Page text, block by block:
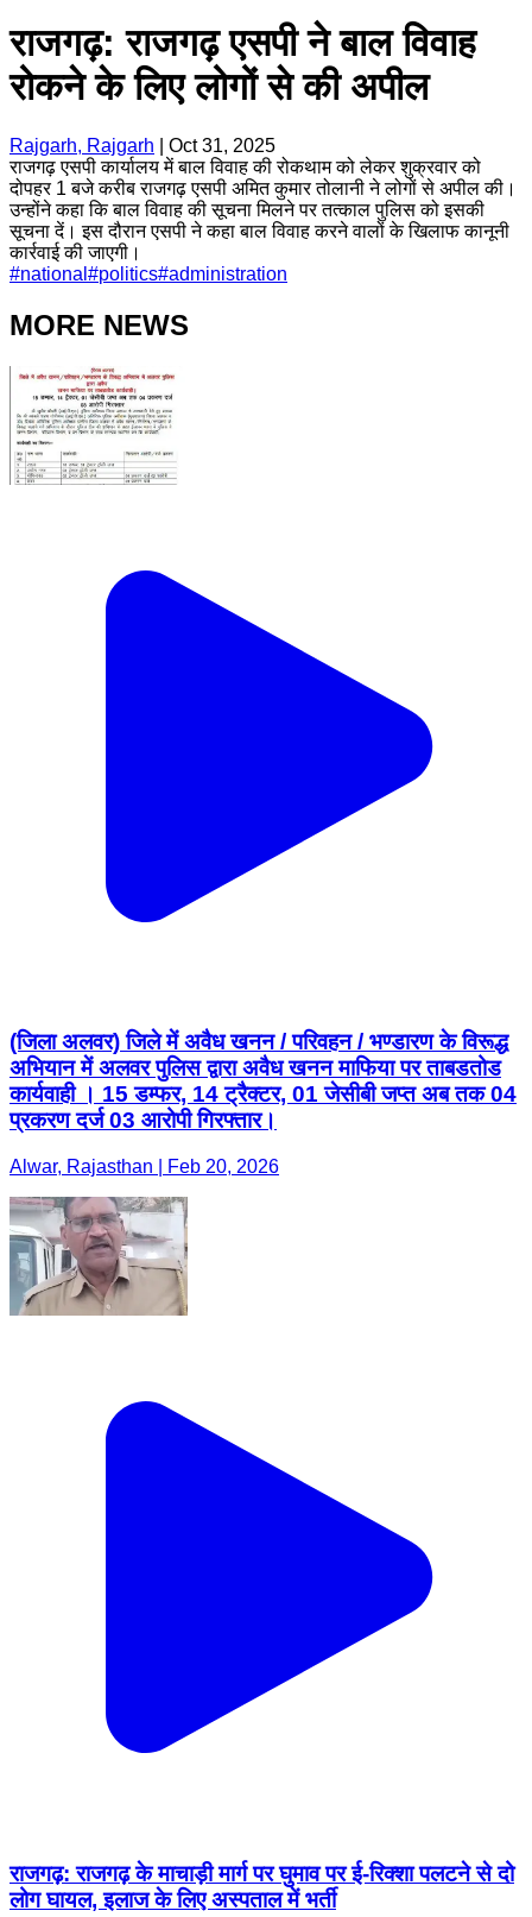
राजगढ़: राजगढ़ एसपी ने बाल विवाह
रोकने के लिए लोगों से की अपील
Rajgarh, Rajgarh
Oct 31, 2025
राजगढ़ एसपी कार्यालय में बाल विवाह की रोकथाम को लेकर शुक्रवार को
दोपहर 1 बजे करीब राजगढ़ एसपी अमित कुमार तोलानी ने लोगों से अपील की।
उन्होंने कहा कि बाल विवाह की सूचना मिलने पर तत्काल पुलिस को इसकी
सूचना दें। इस दौरान एसपी ने कहा बाल विवाह करने वालों के खिलाफ कानूनी
कार्रवाई की जाएगी।
#national #politics#administration
MORE NEWS
(जिला अलवर) जिले में अवैध खनन / परिवहन / भण्डारण के विरूद्ध
अभियान में अलवर पुलिस द्वारा अवैध खनन माफिया पर ताबडतोड
कार्यवाही । 15 डम्फर, 14 ट्रैक्टर, 01 जेसीबी जप्त अब तक 04
प्रकरण दर्ज 03 आरोपी गिरफ्तार।
Alwar, Rajasthan | Feb 20, 2026
राजगढ़: राजगढ़ के माचाड़ी मार्ग पर घुमाव पर ई-रिक्शा पलटने से दो
लोग घायल, इलाज के लिए अस्पताल में भर्ती